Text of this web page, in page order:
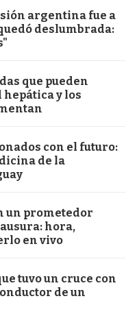
argentina fue a
deslumbrada:
que pueden
hepática y los
con el futuro:
de la
un prometedor
hora,
en vivo
tuvo un cruce con
de un